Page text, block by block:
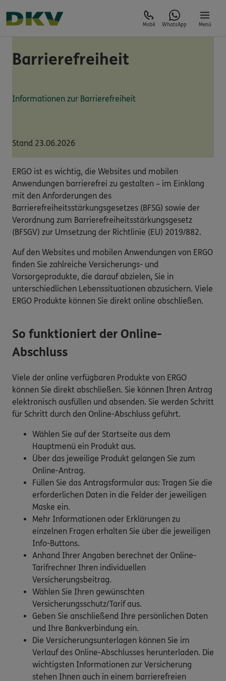
Mobil WhatsApp Menü
Barrierefreiheit
Informationen zur Barrierefreiheit
Stand 23.06.2026
ERGO ist es wichtig, die Websites und mobilen
Anwendungen barrierefrei zu gestalten – im Einklang
mit den Anforderungen des
Barrierefreiheitsstärkungsgesetzes (BFSG) sowie der
Verordnung zum Barrierefreiheitsstärkungsgesetz
(BFSGV) zur Umsetzung der Richtlinie (EU) 2019/882.
Auf den Websites und mobilen Anwendungen von ERGO
finden Sie zahlreiche Versicherungs- und
Vorsorgeprodukte, die darauf abzielen, Sie in
unterschiedlichen Lebenssituationen abzusichern. Viele
ERGO Produkte können Sie direkt online abschließen.
So funktioniert der Online-
Abschluss
Viele der online verfügbaren Produkte von ERGO
können Sie direkt abschließen. Sie können Ihren Antrag
elektronisch ausfüllen und absenden. Sie werden Schritt
für Schritt durch den Online-Abschluss geführt.
Wählen Sie auf der Startseite aus dem
Hauptmenü ein Produkt aus.
Über das jeweilige Produkt gelangen Sie zum
Online-Antrag.
Füllen Sie das Antragsformular aus: Tragen Sie die
erforderlichen Daten in die Felder der jeweiligen
Maske ein.
Mehr Informationen oder Erklärungen zu
einzelnen Fragen erhalten Sie über die jeweiligen
Info-Buttons.
Anhand Ihrer Angaben berechnet der Online-
Tarifrechner Ihren individuellen
Versicherungsbeitrag.
Wählen Sie Ihren gewünschten
Versicherungsschutz/Tarif aus.
Geben Sie anschließend Ihre persönlichen Daten
und Ihre Bankverbindung ein.
Die Versicherungsunterlagen können Sie im
Verlauf des Online-Abschlusses herunterladen. Die
wichtigsten Informationen zur Versicherung
stehen Ihnen auch in einem barrierefreien